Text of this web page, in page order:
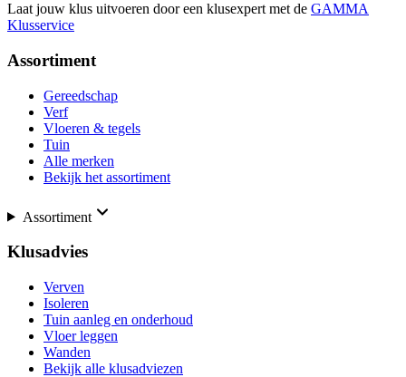
Laat jouw klus uitvoeren door een klusexpert met de GAMMA
Klusservice
Assortiment
Gereedschap
Verf
Vloeren & tegels
Tuin
Alle merken
Bekijk het assortiment
Assortiment
Klusadvies
Verven
Isoleren
Tuin aanleg en onderhoud
Vloer leggen
Wanden
Bekijk alle klusadviezen